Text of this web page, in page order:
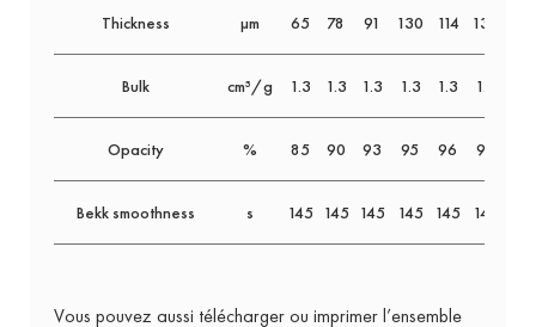
Thickness µm 65 78 91 130 114 130
Bulk cm³/g 1.3 1.3 1.3 1.3 1.3 1.3
Opacity % 85 90 93 95 96 97
Bekk smoothness s 145 145 145 145 145 145
Vous pouvez aussi télécharger ou imprimer l’ensemble